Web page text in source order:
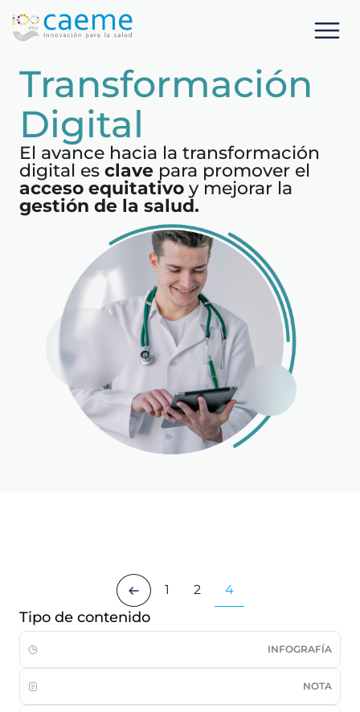
Transformación
Digital
El avance hacia la transformación
digital es clave para promover el
acceso equitativo y mejorar la
gestión de la salud.
1 2 4
Tipo de contenido
INFOGRAFÍA
NOTA